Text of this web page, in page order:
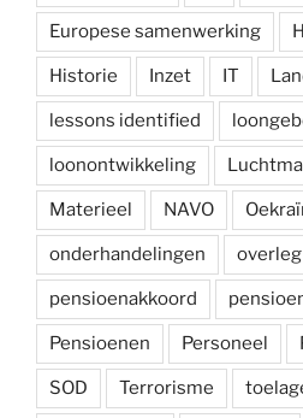
Europese samenwerking
Historie Inzet IT
lessons identified
loonontwikkeling
Materieel NAVO
onderhandelingen overleg
pensioenakkoord
Pensioenen Personeel
SOD Terrorisme